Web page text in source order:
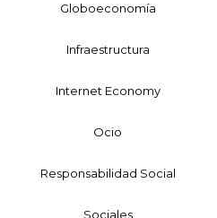
Globoeconomía
Infraestructura
Internet Economy
Ocio
Responsabilidad Social
Sociales